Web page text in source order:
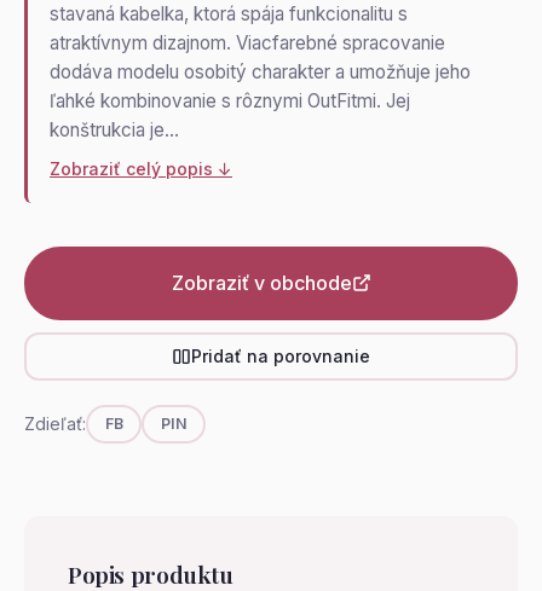
stavaná kabelka, ktorá spája funkcionalitu s
atraktívnym dizajnom. Viacfarebné spracovanie
dodáva modelu osobitý charakter a umožňuje jeho
ľahké kombinovanie s rôznymi OutFitmi. Jej
konštrukcia je…
Zobraziť celý popis ↓
Zobraziť v obchode
Pridať na porovnanie
Zdieľať: FB PIN
Popis produktu